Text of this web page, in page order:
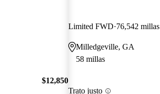
$12,850
Limited FWD 76,542 millas
Milledgeville, GA
58 millas
Trato justo